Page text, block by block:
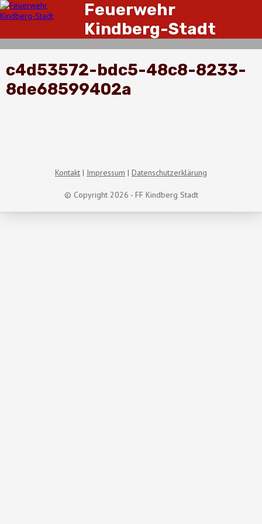
Feuerwehr
Kindberg-Stadt
c4d53572-bdc5-48c8-8233-
8de68599402a
© Copyright 2026 - FF Kindberg Stadt
Kontakt Impressum Datenschutzerklärung